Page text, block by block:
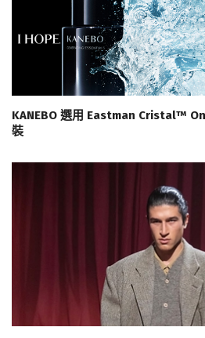
KANEBO 選用 Eastman Cristal™
裝